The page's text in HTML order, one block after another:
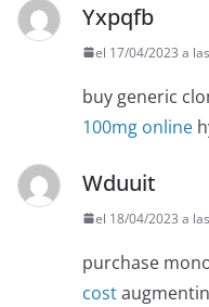
Yxpqfb
el 17/04/2023 a
buy generic
100mg online
Wduuit
el 18/04/2023 a
purchase
cost